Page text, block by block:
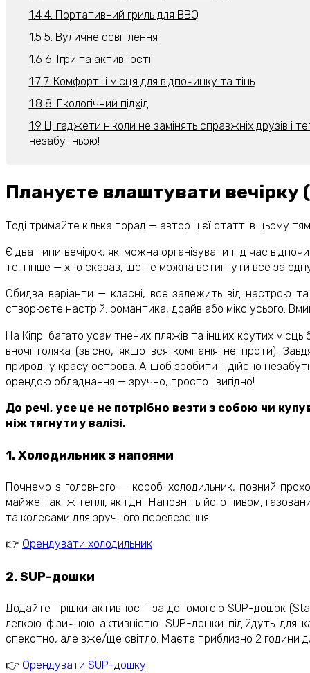
4. Портативний гриль для BBQ
5. Вуличне освітлення
6. Ігри та активності
7. Комфортні місця для відпочинку та тінь
8. Екологічний підхід
Ці гаджети ніколи не замінять справжніх друзів і
незабутньою!
Плануєте влаштувати вечірку
Тоді тримайте кілька порад — автор цієї статті в цьому
Є два типи вечірок, які можна організувати під час
те, і інше — хто сказав, що не можна встигнути все за
Обидва варіанти — класні, все залежить від настрою
створюєте настрій: романтика, драйв або мікс усього.
На Кіпрі багато усамітнених пляжів та інших крутих
вночі голяка (звісно, якщо вся компанія не проти).
природну красу острова. А щоб зробити її дійсно
орендою обладнання — зручно, просто і вигідно!
До речі, усе це не потрібно везти з собою чи
ніж тягнути у валізі.
1. Холодильник з напоями
Почнемо з головного — короб-холодильник, повний
майже такі ж теплі, як і дні. Наповніть його пивом,
та колесами для зручного перевезення.
👉 Орендувати холодильник
2. SUP-дошки
Додайте трішки активності за допомогою SUP-дошок
легкою фізичною активністю. SUP-дошки підійдуть
спекотно, але вже/ще світло. Маєте приблизно 2 години
👉 Орендувати SUP-дошку